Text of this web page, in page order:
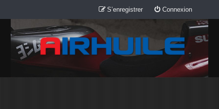
Connexion
S’enregistrer